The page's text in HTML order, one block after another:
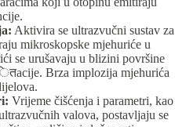
Aktivira se ultrazvučni sustav za
mikroskopske mjehuriće u
se urušavaju u blizini površine
Brza implozija mjehurića
Vrijeme čišćenja i parametri, kao
valova, postavljaju se